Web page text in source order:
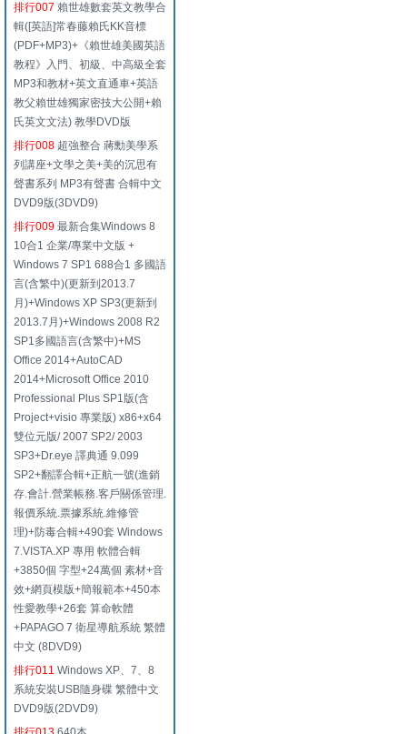
排行007 賴世雄數套英文教學合
輯([英語]常春藤賴氏KK音標
(PDF+MP3)+《賴世雄美國英語
教程》入門、初級、中高級全套
MP3和教材+英文直通車+英語
教父賴世雄獨家密技大公開+賴
氏英文文法) 教學DVD版
排行008 超強整合 蔣勳美學系
列講座+文學之美+美的沉思有
聲書系列 MP3有聲書 合輯中文
DVD9版(3DVD9)
排行009 最新合集Windows 8
10合1 企業/專業中文版 +
Windows 7 SP1 688合1 多國語
言(含繁中)(更新到2013.7
月)+Windows XP SP3(更新到
2013.7月)+Windows 2008 R2
SP1多國語言(含繁中)+MS
Office 2014+AutoCAD
2014+Microsoft Office 2010
Professional Plus SP1版(含
Project+visio 專業版) x86+x64
雙位元版/ 2007 SP2/ 2003
SP3+Dr.eye 譯典通 9.099
SP2+翻譯合輯+正航一號(進銷
存.會計.營業帳務.客戶關係管理.
報價系統.票據系統.維修管
理)+防毒合輯+490套 Windows
7.VISTA.XP 專用 軟體合輯
+3850個 字型+24萬個 素材+音
效+網頁模版+簡報範本+450本
性愛教學+26套 算命軟體
+PAPAGO 7 衛星導航系統 繁體
中文 (8DVD9)
排行011 Windows XP、7、8
系統安裝USB隨身碟 繁體中文
DVD9版(2DVD9)